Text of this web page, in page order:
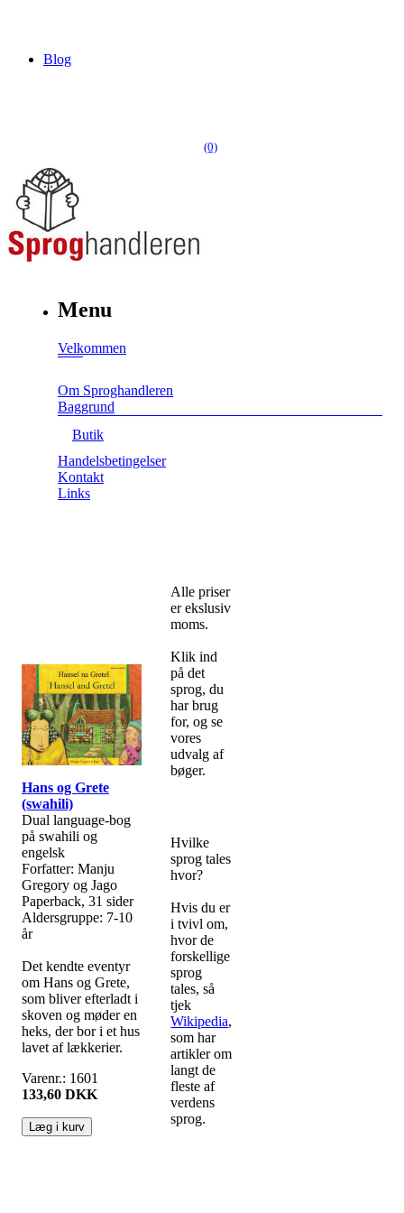
Blog
(0)
Menu
Velkommen
Om Sproghandleren
Baggrund
Butik
Handelsbetingelser
Kontakt
Links
Hans og Grete
(swahili)
Dual language-bog
på swahili og
engelsk
Forfatter: Manju
Gregory og Jago
Paperback, 31 sider
Aldersgruppe: 7-10
år
Det kendte eventyr
om Hans og Grete,
som bliver efterladt i
skoven og møder en
heks, der bor i et hus
lavet af lækkerier.
Varenr.: 1601
133,60 DKK
Alle priser
er ekslusiv
moms.
Klik ind
på det
sprog, du
har brug
for, og se
vores
udvalg af
bøger.
Hvilke
sprog tales
hvor?
Hvis du er
i tvivl om,
hvor de
forskellige
sprog
tales, så
tjek
Wikipedia,
som har
artikler om
langt de
fleste af
verdens
sprog.